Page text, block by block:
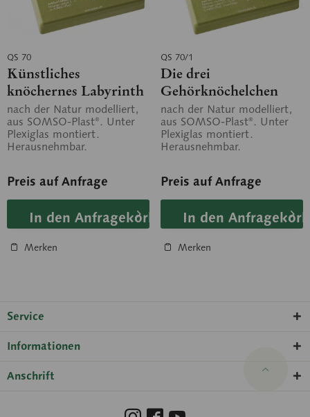
QS 70
Künstliches
knöchernes Labyrinth
nach der Natur modelliert,
aus SOMSO-Plast®. Unter
Plexiglas montiert.
Herausnehmbar.
Preis auf Anfrage
In den Anfragekorb
Merken
QS 70/1
Die drei
Gehörknöchelchen
mit Künstlichem
Labyrinth
nach der Natur modelliert,
aus SOMSO-Plast®. Unter
Plexiglas montiert.
Herausnehmbar.
Preis auf Anfrage
In den Anfragekorb
Merken
Service
Informationen
Anschrift